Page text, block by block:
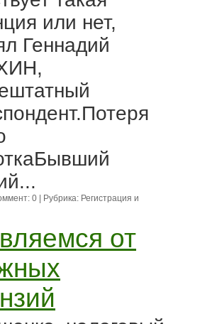
или нет,
Геннадий
0 | Рубрика: Регистрация и
от